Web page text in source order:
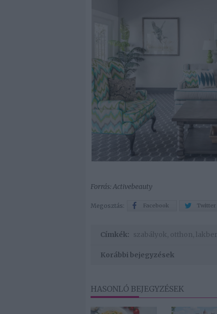
Forrás: Activebeauty
Megosztás: Facebook Twitter
Címkék: szabályok otthon
Korábbi bejegyzések
HASONLÓ BEJEGYZÉSEK